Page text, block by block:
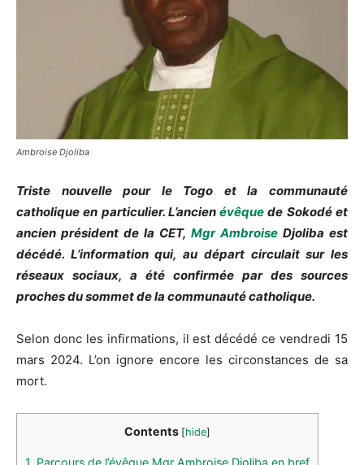
Ambroise Djoliba
Triste nouvelle pour le Togo et la communauté
catholique en particulier. L’ancienévêque de Sokodé et
ancien président de la CET, Mgr Ambroise Djoliba est
décédé. L’information qui, au départ circulait sur les
réseaux sociaux, a été confirmée par des sources
proches du sommet de la communauté catholique.
Selon donc les infirmations, il est décédé ce vendredi 15
mars 2024. L’on ignore encore les circonstances de sa
mort.
Contents [hide]